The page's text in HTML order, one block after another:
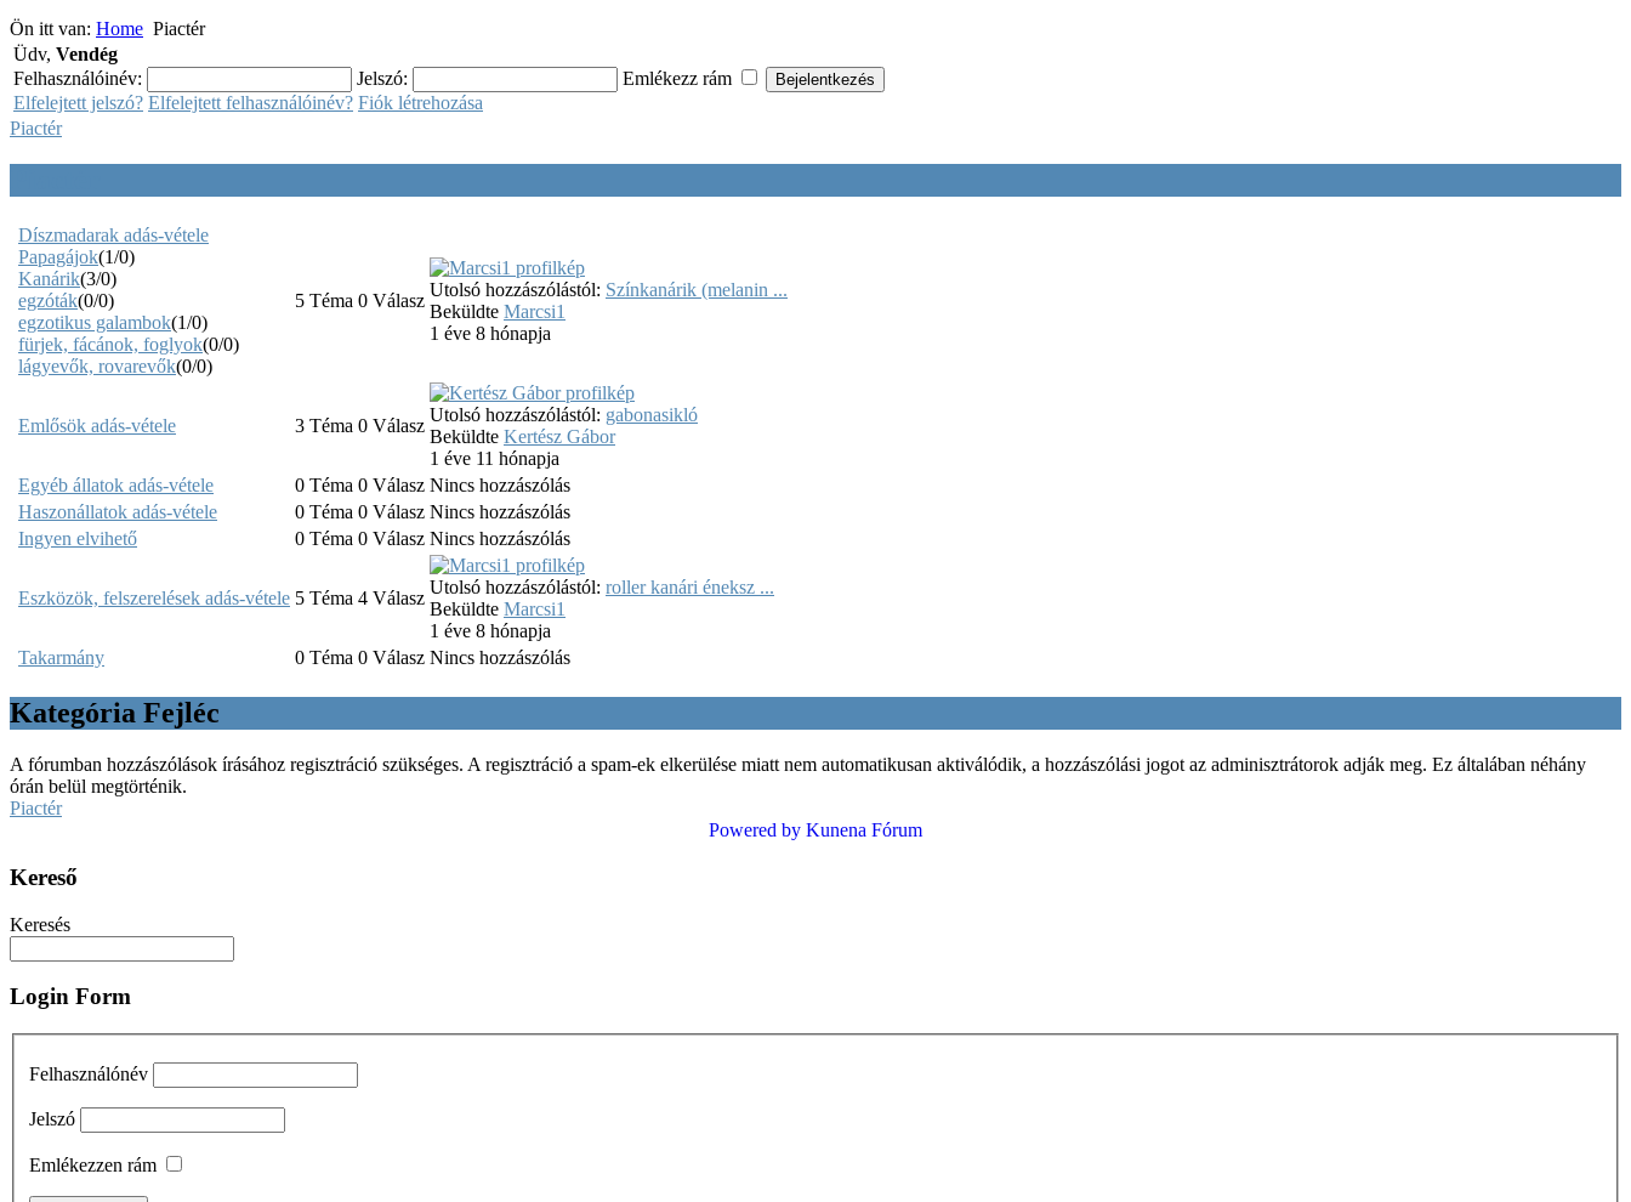
Ön itt van: Home Piactér
Üdv, Vendég
Felhasználóinév:
Jelszó:
Emlékezz rám
Elfelejtett jelszó? Elfelejtett felhasználóinév? Fiók létrehozása
Piactér
Díszmadarak adás-vétele
Papagájok(1/0)
Kanárik(3/0)
egzóták(0/0)
egzotikus galambok(1/0)
fürjek, fácánok, foglyok(0/0)
lágyevők, rovarevők(0/0)
5 Téma 0 Válasz
Utolsó hozzászólástól: Színkanárik (melanin ...
Beküldte Marcsi1
1 éve 8 hónapja
Emlősök adás-vétele 3 Téma 0 Válasz
Utolsó hozzászólástól: gabonasikló
Beküldte Kertész Gábor
1 éve 11 hónapja
Egyéb állatok adás-vétele
0 Téma 0 Válasz Nincs hozzászólás
Haszonállatok adás-vétele
0 Téma 0 Válasz Nincs hozzászólás
Ingyen elvihető
0 Téma 0 Válasz Nincs hozzászólás
Eszközök, felszerelések adás-vétele 5 Téma 4 Válasz
Utolsó hozzászólástól: roller kanári éneksz ...
Beküldte Marcsi1
1 éve 8 hónapja
Takarmány
0 Téma 0 Válasz Nincs hozzászólás
Kategória Fejléc
A fórumban hozzászólások írásához regisztráció szükséges. A regisztráció a spam-ek elkerülése miatt nem automatikusan aktiválódik, a hozzászólási jogot az adminisztrátorok adják meg. Ez általában néhány
órán belül megtörténik.
Piactér
Powered by Kunena Fórum
Kereső
Keresés
Login Form
Felhasználónév
Jelszó
Emlékezzen rám